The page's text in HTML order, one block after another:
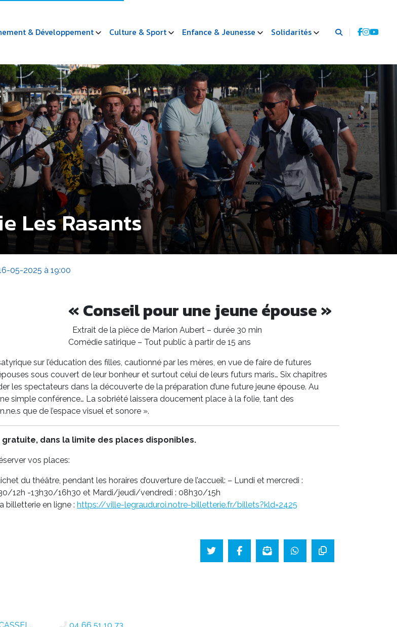
& Développement Culture & Sport Enfance & Jeunesse Solidarités
Les Rasants
05-2025 à 19:00
« Conseil pour une jeune épouse »
Extrait de la pièce de Marion Aubert – durée 30 min
Comédie satirique – Tout public à partir de 15 ans
sur l’éducation des filles, cautionné par les mères, en vue de faire de futures
sous couvert de leur bonheur et surtout celui de leurs futurs maris… Six chapitres
les spectateurs dans la découverte de la préparation d’une future jeune épouse. Au
simple conférence… La sobriété laissera doucement place à la folie, tant des
que de l’espace visuel et sonore ».
gratuite, dans la limite des places disponibles.
vos places:
du théâtre, pendant les horaires d’ouverture de l’accueil: – Lundi et mercredi :
12h -13h30/16h30 et Mardi/jeudi/vendredi : 08h30/15h
billetterie en ligne : https://ville-legrauduroi.notre-billetterie.fr/billets?kld=2425